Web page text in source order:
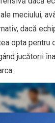
meciului,
dacă
opta pentru
jucătorii